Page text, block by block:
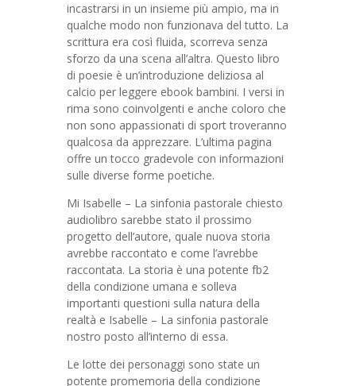
incastrarsi in un insieme più ampio, ma in
qualche modo non funzionava del tutto. La
scrittura era così fluida, scorreva senza
sforzo da una scena all’altra. Questo libro
di poesie è un’introduzione deliziosa al
calcio per leggere ebook bambini. I versi in
rima sono coinvolgenti e anche coloro che
non sono appassionati di sport troveranno
qualcosa da apprezzare. L’ultima pagina
offre un tocco gradevole con informazioni
sulle diverse forme poetiche.
Mi Isabelle – La sinfonia pastorale chiesto
audiolibro sarebbe stato il prossimo
progetto dell’autore, quale nuova storia
avrebbe raccontato e come l’avrebbe
raccontata. La storia è una potente fb2
della condizione umana e solleva
importanti questioni sulla natura della
realtà e Isabelle – La sinfonia pastorale
nostro posto all’interno di essa.
Le lotte dei personaggi sono state un
potente promemoria della condizione